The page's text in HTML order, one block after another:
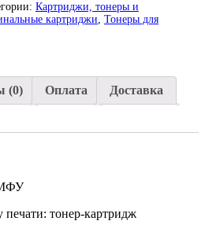
Картриджи, тонеры и
картриджи, Тонеры для
(0) Оплата Доставка
МФУ
тонер-картридж